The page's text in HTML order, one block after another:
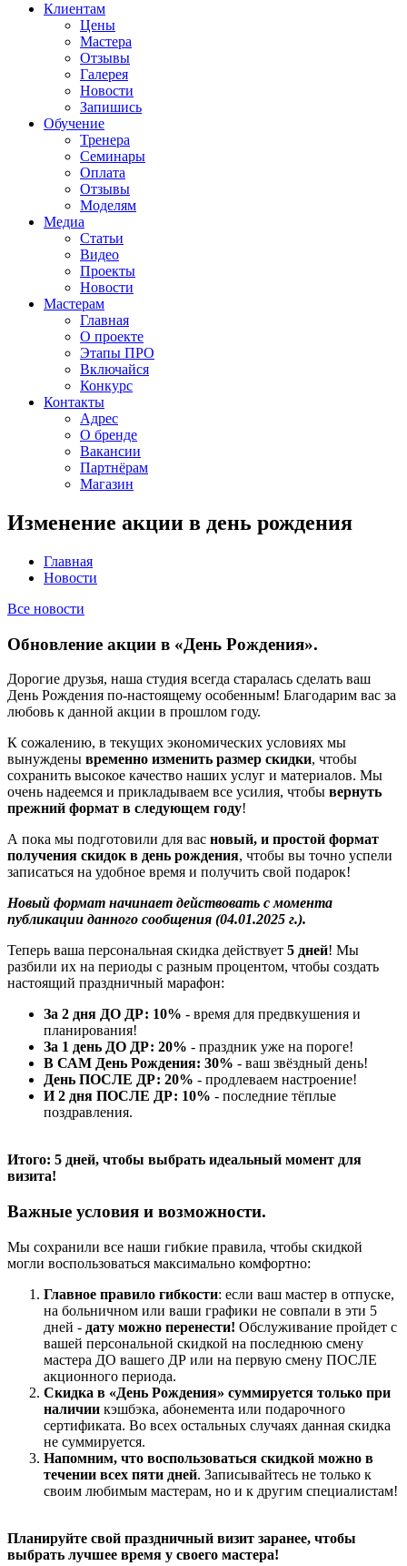
Клиентам
Цены
Мастера
Отзывы
Галерея
Новости
Запишись
Обучение
Тренера
Семинары
Оплата
Отзывы
Моделям
Медиа
Статьи
Видео
Проекты
Новости
Мастерам
Главная
О проекте
Этапы ПРО
Включайся
Конкурс
Контакты
Адрес
О бренде
Вакансии
Партнёрам
Магазин
Изменение акции в день рождения
Главная
Новости
Все новости
Обновление акции в «День Рождения».
Дорогие друзья, наша студия всегда старалась сделать ваш
День Рождения по-настоящему особенным! Благодарим вас за
любовь к данной акции в прошлом году.
К сожалению, в текущих экономических условиях мы
вынуждены временно изменить размер скидки, чтобы
сохранить высокое качество наших услуг и материалов. Мы
очень надеемся и прикладываем все усилия, чтобы вернуть
прежний формат в следующем году!
А пока мы подготовили для вас новый, и простой формат
получения скидок в день рождения, чтобы вы точно успели
записаться на удобное время и получить свой подарок!
Новый формат начинает действовать с момента
публикации данного сообщения (04.01.2025 г.).
Теперь ваша персональная скидка действует 5 дней! Мы
разбили их на периоды с разным процентом, чтобы создать
настоящий праздничный марафон:
За 2 дня ДО ДР: 10% - время для предвкушения и
планирования!
За 1 день ДО ДР: 20% - праздник уже на пороге!
В САМ День Рождения: 30% - ваш звёздный день!
День ПОСЛЕ ДР: 20% - продлеваем настроение!
И 2 дня ПОСЛЕ ДР: 10% - последние тёплые
поздравления.
Итого: 5 дней, чтобы выбрать идеальный момент для
визита!
Важные условия и возможности.
Мы сохранили все наши гибкие правила, чтобы скидкой
могли воспользоваться максимально комфортно:
Главное правило гибкости: если ваш мастер в отпуске,
на больничном или ваши графики не совпали в эти 5
дней - дату можно перенести! Обслуживание пройдет с
вашей персональной скидкой на последнюю смену
мастера ДО вашего ДР или на первую смену ПОСЛЕ
акционного периода.
Скидка в «День Рождения» суммируется только при
наличии кэшбэка, абонемента или подарочного
сертификата. Во всех остальных случаях данная скидка
не суммируется.
Напомним, что воспользоваться скидкой можно в
течении всех пяти дней. Записывайтесь не только к
своим любимым мастерам, но и к другим специалистам!
Планируйте свой праздничный визит заранее, чтобы
выбрать лучшее время у своего мастера!